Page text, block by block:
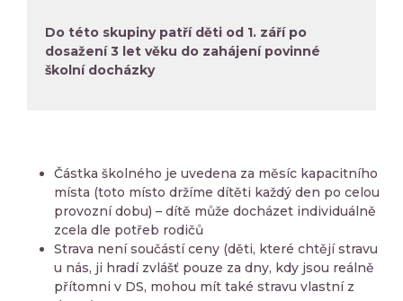
Do této skupiny patří děti od 1. září po
dosažení 3 let věku do zahájení povinné
školní docházky
Částka školného je uvedena za měsíc kapacitního
místa (toto místo držíme dítěti každý den po celou
provozní dobu) – dítě může docházet individuálně
zcela dle potřeb rodičů
Strava není součástí ceny (děti, které chtějí stravu
u nás, ji hradí zvlášť pouze za dny, kdy jsou reálně
přítomni v DS, mohou mít také stravu vlastní z